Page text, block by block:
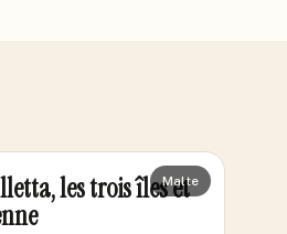
Malte
les trois îles et